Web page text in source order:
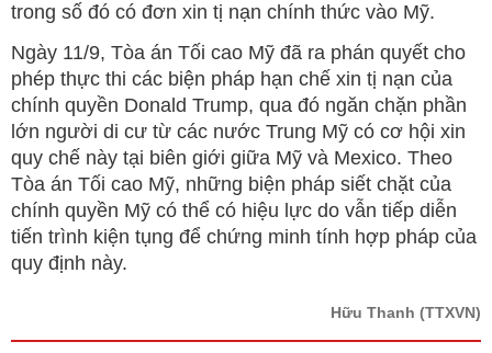
trong số đó có đơn xin tị nạn chính thức vào Mỹ.
Ngày 11/9, Tòa án Tối cao Mỹ đã ra phán quyết cho
phép thực thi các biện pháp hạn chế xin tị nạn của
chính quyền Donald Trump, qua đó ngăn chặn phần
lớn người di cư từ các nước Trung Mỹ có cơ hội xin
quy chế này tại biên giới giữa Mỹ và Mexico. Theo
Tòa án Tối cao Mỹ, những biện pháp siết chặt của
chính quyền Mỹ có thể có hiệu lực do vẫn tiếp diễn
tiến trình kiện tụng để chứng minh tính hợp pháp của
quy định này.
Hữu Thanh (TTXVN)